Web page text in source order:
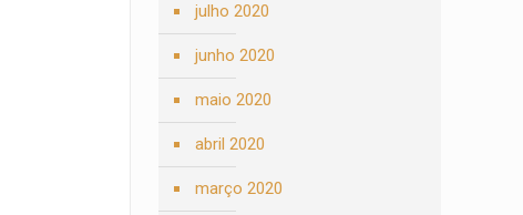
julho 2020
junho 2020
maio 2020
abril 2020
março 2020